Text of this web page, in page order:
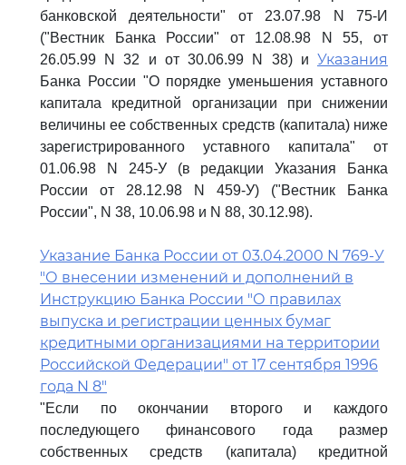
банковской деятельности" от 23.07.98 N 75-И
("Вестник Банка России" от 12.08.98 N 55, от
26.05.99 N 32 и от 30.06.99 N 38) и Указания
Банка России "О порядке уменьшения уставного
капитала кредитной организации при снижении
величины ее собственных средств (капитала) ниже
зарегистрированного уставного капитала" от
01.06.98 N 245-У (в редакции Указания Банка
России от 28.12.98 N 459-У) ("Вестник Банка
России", N 38, 10.06.98 и N 88, 30.12.98).
Указание Банка России от 03.04.2000 N 769-У
"О внесении изменений и дополнений в
Инструкцию Банка России "О правилах
выпуска и регистрации ценных бумаг
кредитными организациями на территории
Российской Федерации" от 17 сентября 1996
года N 8"
"Если по окончании второго и каждого
последующего финансового года размер
собственных средств (капитала) кредитной